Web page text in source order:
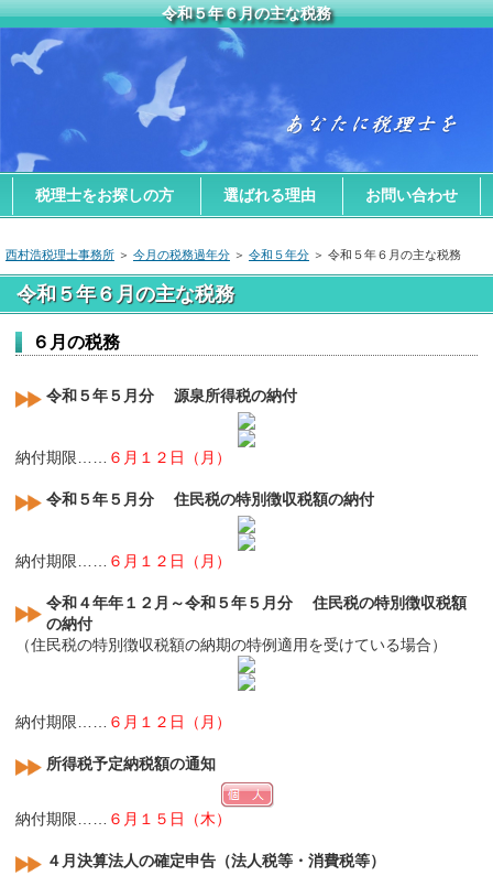
令和５年６月の主な税務
税理士をお探しの方 選ばれる理由 お問い合わせ
西村浩税理士事務所 ＞ 今月の税務過年分 ＞ 令和５年分 ＞ 令和５年６月の主な税務
令和５年６月の主な税務
６月の税務
令和５年５月分 源泉所得税の納付
納付期限…… ６月１２日（月）
令和５年５月分 住民税の特別徴収税額の納付
納付期限…… ６月１２日（月）
令和４年年１２月～令和５年５月分 住民税の特別徴収税額
の納付
（住民税の特別徴収税額の納期の特例適用を受けている場合）
納付期限…… ６月１２日（月）
所得税予定納税額の通知
納付期限…… ６月１５日（木）
４月決算法人の確定申告（法人税等・消費税等）